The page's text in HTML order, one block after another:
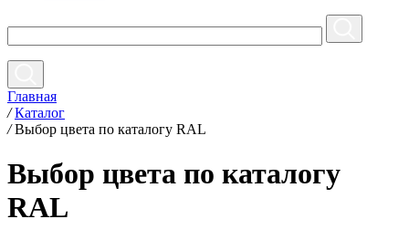
Главная
/ Каталог
/ Выбор цвета по каталогу RAL
Выбор цвета по каталогу
RAL